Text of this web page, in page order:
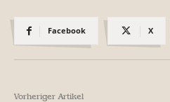
Facebook X
Vorheriger Artikel